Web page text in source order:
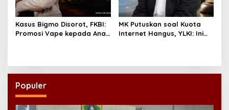
Kasus Bigmo Disorot, FKBI:
Promosi Vape kepada Anak
MK Putuskan soal Kuota
Internet Hangus, YLKI: Ini
Populer